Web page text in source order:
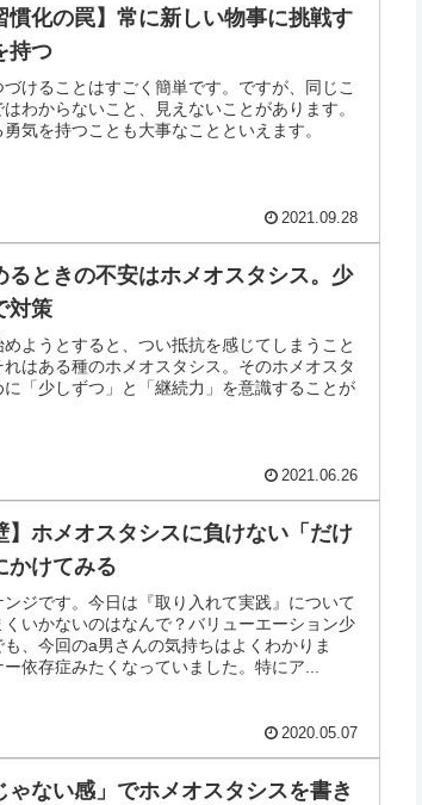
慣化の罠】常に新しい物事に挑戦す
持つ
けることはすごく簡単です。ですが、同じこ
わからないこと、見えないことがあります。
気を持つことも大事なことといえます。
2021.09.28
るときの不安はホメオスタシス。少
対策
ようとすると、つい抵抗を感じてしまうこと
はある種のホメオスタシス。そのホメオスタ
「少しずつ」と「継続力」を意識することが
2021.06.26
】ホメオスタシスに負けない「だけ
かけてみる
ジです。今日は『取り入れて実践』について
いかないのはなんで？バリューエーション少
、今回のa男さんの気持ちはよくわかりま
依存症みたくなっていました。特にア...
2020.05.07
ゃない感」でホメオスタシスを書き